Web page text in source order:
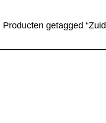
| Producten getagged